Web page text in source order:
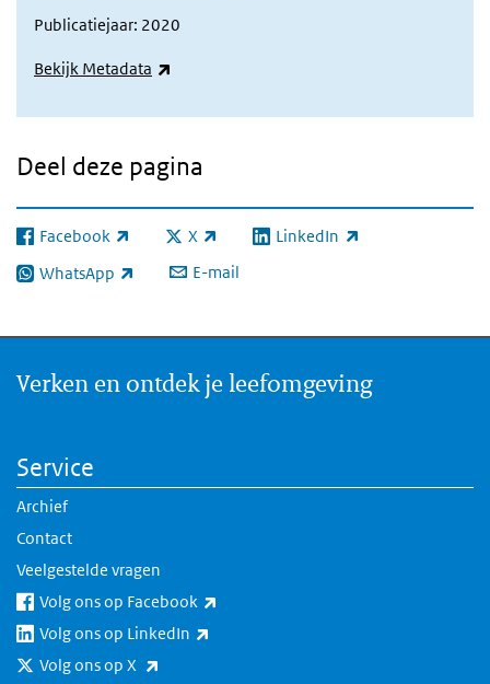
Publicatiejaar: 2020
Bekijk Metadata
Deel deze pagina
Facebook
(externe link) X
(externe link) LinkedIn
(externe link)
WhatsApp
(externe link) E-mail
Verken en ontdek je leefomgeving
Service
Archief
Contact
Veelgestelde vragen
Volg ons op Facebook
Volg ons op LinkedIn
Volg ons op X